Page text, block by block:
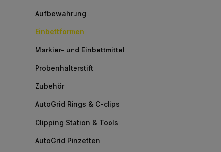
Aufbewahrung
Einbettformen
Markier- und Einbettmittel
Probenhalterstift
Zubehör
AutoGrid Rings & C-clips
Clipping Station & Tools
AutoGrid Pinzetten